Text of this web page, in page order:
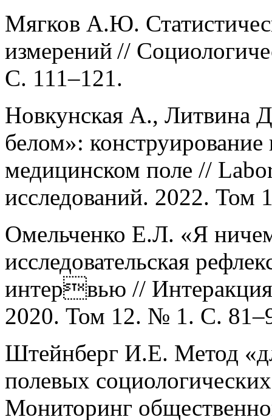
Мягков А.Ю.
измерений //
С. 111–121.
Новкунская А., Литвина
белом»:
медицинском поле //
исследований. 2022.
Омельченко Е.Л. «Я
исследовательская
интервью //
2020. Том 12. № 1. С.
Штейнберг И.Е. Метод
полевых
Мониторинг